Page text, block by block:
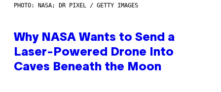
PHOTO: NASA; DR PIXEL / GETTY IMAGES
Why NASA Wants to Send a
Laser-Powered Drone Into
Caves Beneath the Moon